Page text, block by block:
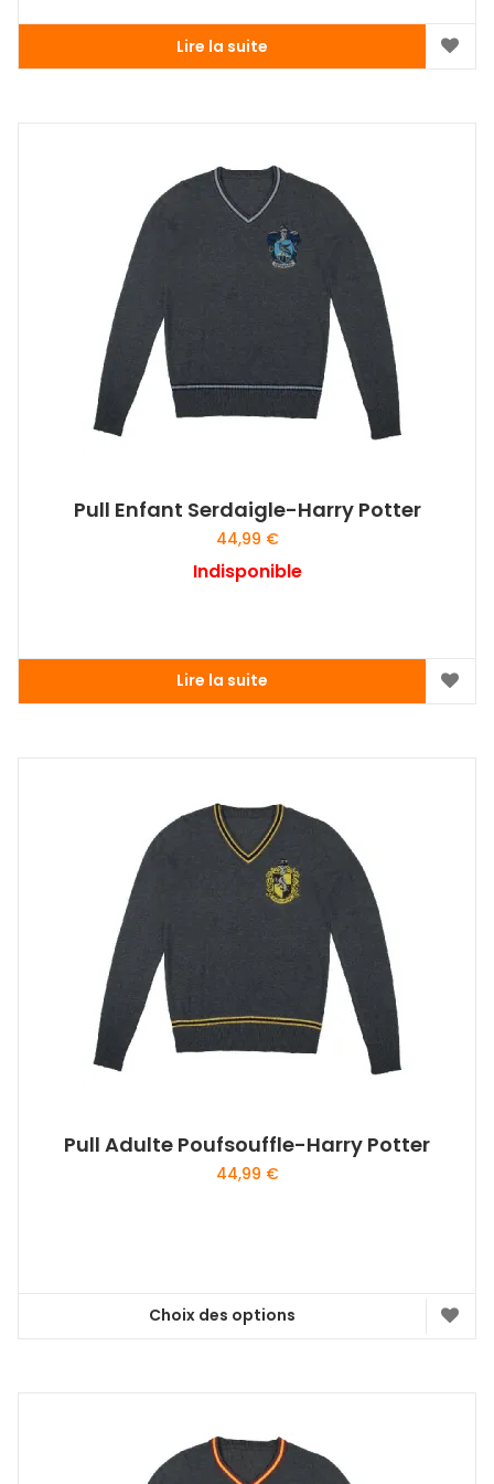
Lire la suite
Pull Enfant Serdaigle-Harry Potter
44,99 €
Indisponible
Lire la suite
Pull Adulte Poufsouffle-Harry Potter
44,99 €
Choix des options
Ce
variations.
Les